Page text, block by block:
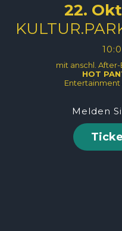
22.
mit anschl. After-
HOT
Entertainment
Melden